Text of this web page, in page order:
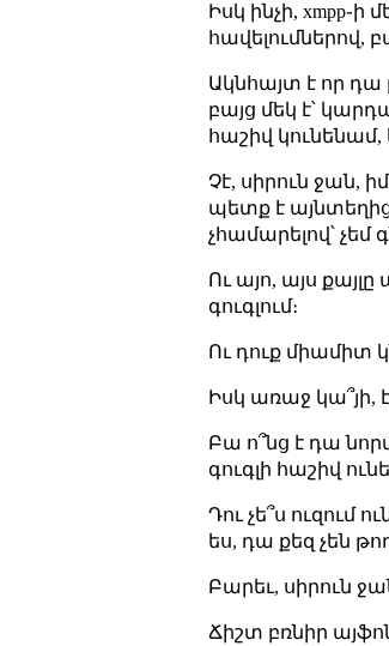
Իսկ ինչի, xmpp֊ի
հավելումներով,
Ակնհայտ է որ դա
բայց մեկ է՝
հաշիվ կունենամ,
Չէ, սիրուն ջան,
պետք է այնտեղից
չհամարելով՝ չեմ
Ու այո, այս
գուգլում։
Ու դուք միամիտ
Իսկ առաջ կա՞յի,
Բա ո՞նց է դա
գուգլի հաշիվ
Դու չե՞ս ուզում
ես, դա քեզ չեն
Բարեւ, սիրուն
Ճիշտ բռնիր